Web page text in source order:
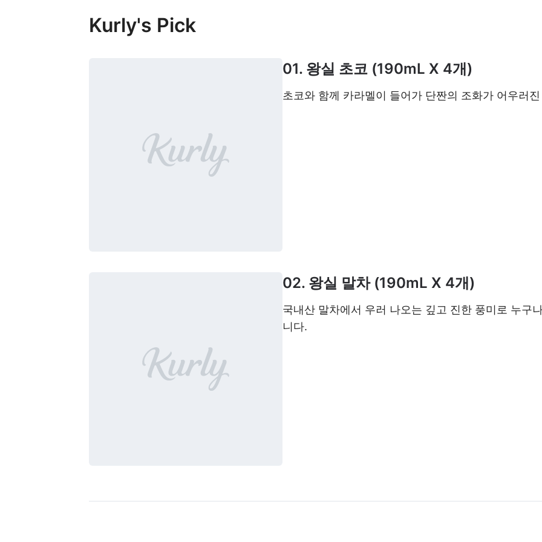
Kurly's Pick
01. 왕실 초코 (190mL X 4개)
초코와 함께 카라멜이 들어가 단짠의 조화가 어우러
02. 왕실 말차 (190mL X 4개)
국내산 말차에서 우러 나오는 깊고 진한 풍미로 누구
니다.